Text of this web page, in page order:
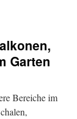
Garten
Bereiche im